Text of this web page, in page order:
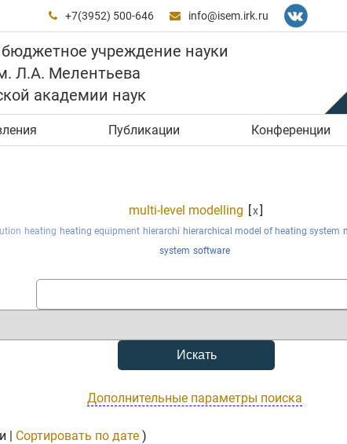
 +7(3952) 500-646  info@isem.irk.ru
учреждение науки
Л.А. Мелентьева
академии наук
Публикации Конференции
multi-level modelling [x]
heating heating equipment hierarchi hierarchical model of heating system
system software
Дополнительные параметры поиска
| Сортировать по дате )